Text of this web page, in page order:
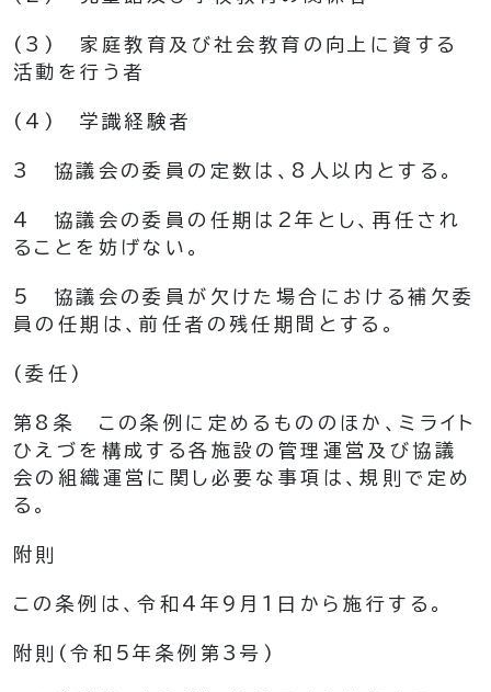
(3)
家庭教育及び社会教育の向上に資する
活動を行う者
(4) 学識経験者
3 協議会の委員の定数は、8人以内とする。
4
協議会の委員の任期は2年とし、再任され
ることを妨げない。
5
協議会の委員が欠けた場合における補欠委
員の任期は、前任者の残任期間とする。
(委任)
第8条
この条例に定めるもののほか、ミライト
ひえづを構成する各施設の管理運営及び協議
会の組織運営に関し必要な事項は、規則で定め
る。
附 則
この条例は、令和4年9月1日から施行する。
附 則 (令和5年 条例第3号)